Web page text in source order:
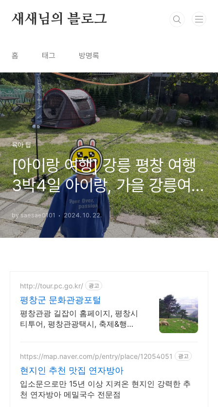
새새님의 블로그
홈 태그 방명록
육아 팁
[아이랑 여행] 강릉 평창 여행
3박4일 아이랑, 가을 강릉여행
가을 평창여행 (2)
by saesae0101 2024. 10. 22.
http://tour.pc.go.kr/ 광고
평창군 문화관광포털
평창관광 길잡이 홈페이지, 평창시
티투어, 평창관광택시, 축제&행사,
https://map.naver.com/p/entry/place/12054051 광고
현지인 추천 맛집 연자방아
입소문으로만 15년 이상 지켜온 현지인 강력한 추
천 연자방아 메밀국수 전문점